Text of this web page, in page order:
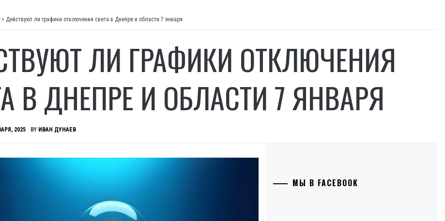
> Действуют ли графики отключения света в Днепре и области 7 января
ЛИ ГРАФИКИ ОТКЛЮЧЕНИЯ
В ДНЕПРЕ И ОБЛАСТИ 7 ЯНВАРЯ
2025 BY ИВАН ДУНАЕВ
МЫ В FACEBOOK